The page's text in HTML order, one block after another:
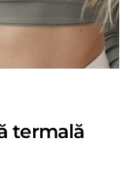
termală